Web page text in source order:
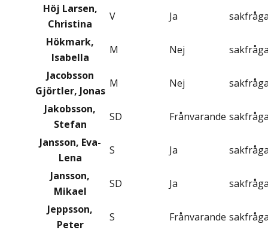
Höj Larsen,
Christina
V Ja
Hökmark,
Isabella
M Nej
Jacobsson
Gjörtler, Jonas
M Nej
Jakobsson,
Stefan
SD Frånvarande
Jansson, Eva-
Lena
S Ja
Jansson,
Mikael
SD Ja
Jeppsson,
Peter
S Frånvarande